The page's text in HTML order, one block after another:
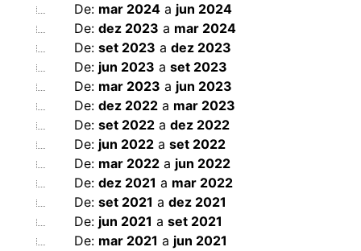
De: mar 2024 a jun 2024
De:dez 2023 a mar 2024
De:set 2023 adez 2023
De: jun 2023 aset 2023
De: mar 2023 a jun 2023
De:dez 2022 a mar 2023
De:set 2022 adez 2022
De: jun 2022 aset 2022
De: mar 2022 a jun 2022
De:dez 2021 a mar 2022
De:set 2021 adez 2021
De: jun 2021 aset 2021
De: mar 2021 a jun 2021